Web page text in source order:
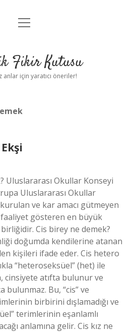
Anasayfa
Yasal Uyarı
menüyü
Fikir Kutusu
anlar için yaratıcı öneriler!
Uluslararası Okullar Konseyi
Uluslararası Okullar
ve kar amacı gütmeyen
gösteren en büyük
Cis birey ne demek?
doğumda kendilerine atanan
kişileri ifade eder. Cis hetero
“heteroseksüel” (het) ile
cinsiyete atıfta bulunur ve
bulunmaz. Bu, “cis” ve
birbirini dışlamadığı ve
terimlerinin eşanlamlı
anlamına gelir. Cis kız ne